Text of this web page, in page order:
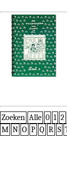
Zoeken Alle 0 1 2
M N O P Q R S